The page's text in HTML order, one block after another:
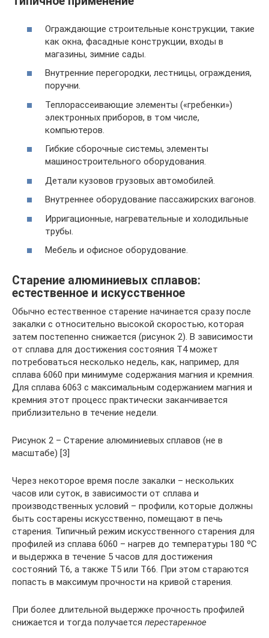
Ограждающие строительные конструкции, такие
как окна, фасадные конструкции, входы в
магазины, зимние сады.
Внутренние перегородки, лестницы, ограждения,
поручни.
Теплорассеивающие элементы («гребенки»)
электронных приборов, в том числе,
компьютеров.
Гибкие сборочные системы, элементы
машиностроительного оборудования.
Детали кузовов грузовых автомобилей.
Внутреннее оборудование пассажирских вагонов.
Ирригационные, нагревательные и холодильные
трубы.
Мебель и офисное оборудование.
Старение алюминиевых сплавов:
естественное и искусственное
Обычно естественное старение начинается сразу после
закалки с относительно высокой скоростью, которая
затем постепенно снижается (рисунок 2). В зависимости
от сплава для достижения состояния Т4 может
потребоваться несколько недель, как, например, для
сплава 6060 при минимуме содержания магния и кремния.
Для сплава 6063 с максимальным содержанием магния и
кремния этот процесс практически заканчивается
приблизительно в течение недели.
Рисунок 2 – Старение алюминиевых сплавов (не в
масштабе) [3]
Через некоторое время после закалки – нескольких
часов или суток, в зависимости от сплава и
производственных условий – профили, которые должны
быть состарены искусственно, помещают в печь
старения. Типичный режим искусственного старения для
профилей из сплава 6060 – нагрев до температуры 180 ºС
и выдержка в течение 5 часов для достижения
состояний Т6, а также Т5 или Т66. При этом стараются
попасть в максимум прочности на кривой старения.
При более длительной выдержке прочность профилей
снижается и тогда получается перестаренное